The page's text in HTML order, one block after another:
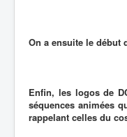
On a ensuite le début
Enfin, les logos de
séquences animées
rappelant celles du